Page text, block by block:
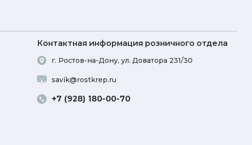
Контактная информация розничного отдела
г. Ростов-на-Дону, ул. Доватора 231/30
savik@rostkrep.ru
+7 (928) 180-00-70